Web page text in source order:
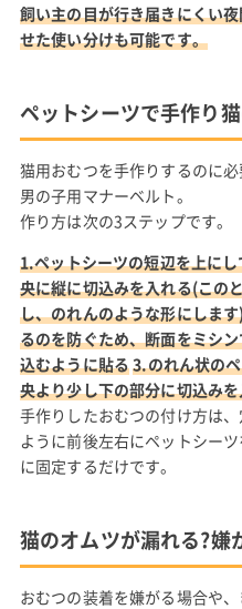
飼い主の目が行き届きにくい
せた使い分けも可能です。
ペットシーツで手作り
猫用おむつを手作りするのに
男の子用マナーベルト。
作り方は次の3ステップです。
1.ペットシーツの短辺を上に
央に縦に切込みを入れる(この
し、のれんのような形にしま
るのを防ぐため、断面をミシ
込むように貼る3.のれん状の
央より少し下の部分に切込み
手作りしたおむつの付け方は
ように前後左右にペットシー
に固定するだけです。
猫のオムツが漏れる?嫌
おむつの装着を嫌がる場合や